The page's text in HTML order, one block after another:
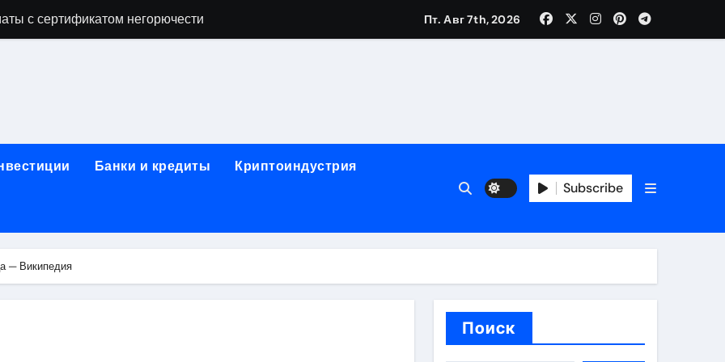
с сертификатом негорючести
и направляющих для конвейерных лент
лотков для хранения электронных компонентов
этапы строительства, проверка застройщика и сценарии оформления сделки
информация о сельскохозяйственных предприятиях
Пт. Авг 7th, 2026
Банки и кредиты Криптоиндустрия
Subscribe
— Википедия
Поиск